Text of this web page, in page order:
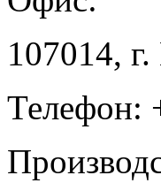
107014,
Телефон: